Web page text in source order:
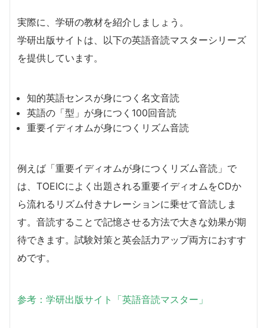
実際に、学研の教材を紹介しましょう。
学研出版サイトは、以下の英語音読マスターシリーズ
を提供しています。
知的英語センスが身につく名文音読
英語の「型」が身につく100回音読
重要イディオムが身につくリズム音読
例えば「重要イディオムが身につくリズム音読」で
は、TOEICによく出題される重要イディオムをCDか
ら流れるリズム付きナレーションに乗せて音読しま
す。音読することで記憶させる方法で大きな効果が期
待できます。試験対策と英会話力アップ両方におすす
めです。
参考：学研出版サイト「英語音読マスター」